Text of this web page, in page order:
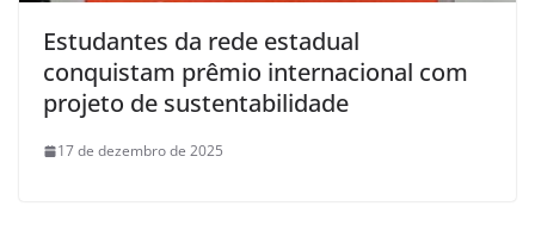
Estudantes da rede estadual
conquistam prêmio internacional com
projeto de sustentabilidade
17 de dezembro de 2025